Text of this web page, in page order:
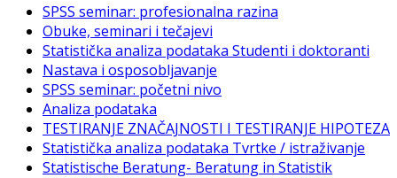
SPSS seminar: profesionalna razina
Obuke, seminari i tečajevi
Statistička analiza podataka Studenti i doktoranti
Nastava i osposobljavanje
SPSS seminar: početni nivo
Analiza podataka
TESTIRANJE ZNAČAJNOSTI I TESTIRANJE HIPOTEZA
Statistička analiza podataka Tvrtke / istraživanje
Statistische Beratung- Beratung in Statistik